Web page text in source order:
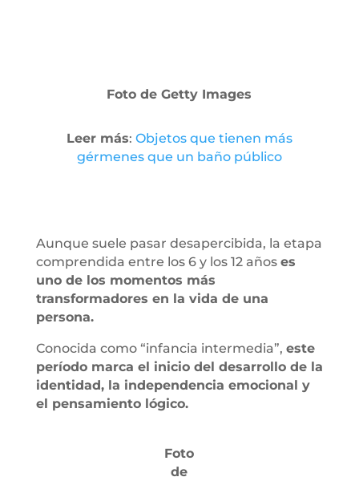
Foto de Getty Images
Leer más: Objetos que tienen más
gérmenes que un baño público
Aunque suele pasar desapercibida, la etapa
comprendida entre los 6 y los 12 años es
uno de los momentos más
transformadores en la vida de una
persona.
Conocida como “infancia intermedia”, este
período marca el inicio del desarrollo de la
identidad, la independencia emocional y
el pensamiento lógico.
Foto
de